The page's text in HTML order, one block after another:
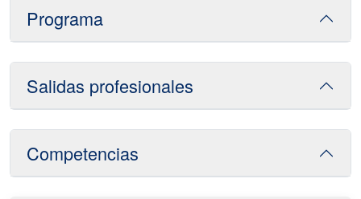
Programa
Salidas profesionales
Competencias